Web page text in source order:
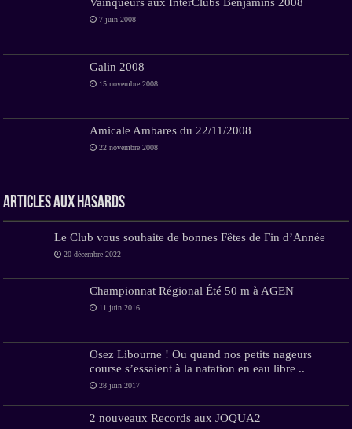
7 juin 2008
Galin 2008
15 novembre 2008
Amicale Ambares du 22/11/2008
22 novembre 2008
Articles aux hasards
Le Club vous souhaite de bonnes Fêtes de Fin d’Année
20 décembre 2022
Championnat Régional Été 50 m à AGEN
11 juin 2016
Osez Libourne ! Ou quand nos petits nageurs
course s’essaient à la natation en eau libre ..
28 juin 2017
2 nouveaux Records aux JOQUA2